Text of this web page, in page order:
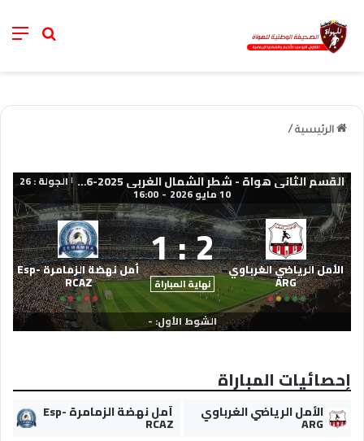
خانة
الرئيسية /
القسم الثاني هواة - شطر الشمال الغربي 2025-2026 | الجولة : 26
10 مايو 2026 -
16:00
الأمل الرياضي الغرباوي
ARG
2
:
1
نهاية المباراة
أمل نهضة الزمامرة Esp-
RCAZ
الشوط الأول: -
إحصائيات المباراة
الأمل الرياضي الغرباوي
ARG
أمل نهضة الزمامرة Esp-
RCAZ